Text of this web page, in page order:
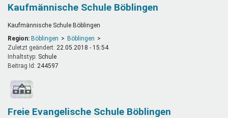
Kaufmännische Schule Böblingen
Kaufmännische Schule Böblingen
Region: Böblingen
Böblingen
Zuletzt geändert: 22.05.2018 - 15:54
Inhaltstyp:
schule
Beitrag Id: 244597
Freie Evangelische Schule Böblingen